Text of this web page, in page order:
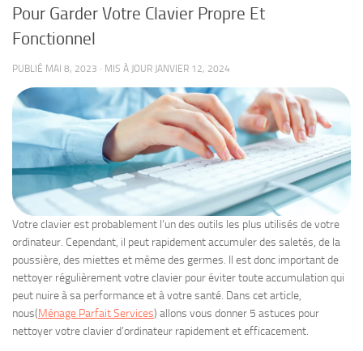
Pour Garder Votre Clavier Propre Et
Fonctionnel
PUBLIÉ MAI 8, 2023 · MIS À JOUR JANVIER 12, 2024
Votre clavier est probablement l’un des outils les plus utilisés de votre
ordinateur. Cependant, il peut rapidement accumuler des saletés, de la
poussière, des miettes et même des germes. Il est donc important de
nettoyer régulièrement votre clavier pour éviter toute accumulation qui
peut nuire à sa performance et à votre santé. Dans cet article,
nous(Ménage Parfait Services) allons vous donner 5 astuces pour
nettoyer votre clavier d’ordinateur rapidement et efficacement.